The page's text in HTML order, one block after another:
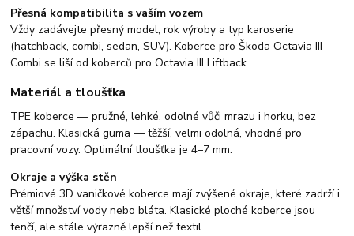
Přesná kompatibilita s vaším vozem
Vždy zadávejte přesný model, rok výroby a typ karoserie
(hatchback, combi, sedan, SUV). Koberce pro Škoda Octavia III
Combi se liší od koberců pro Octavia III Liftback.
Materiál a tloušťka
TPE koberce — pružné, lehké, odolné vůči mrazu i horku, bez
zápachu. Klasická guma — těžší, velmi odolná, vhodná pro
pracovní vozy. Optimální tloušťka je 4–7 mm.
Okraje a výška stěn
Prémiové 3D vaničkové koberce mají zvýšené okraje, které zadrží i
větší množství vody nebo bláta. Klasické ploché koberce jsou
tenčí, ale stále výrazně lepší než textil.